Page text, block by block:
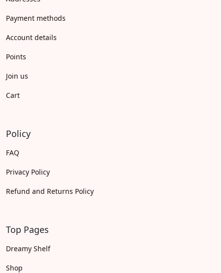
Payment methods
Account details
Points
Join us
Cart
Policy
FAQ
Privacy Policy
Refund and Returns Policy
Top Pages
Dreamy Shelf
Shop